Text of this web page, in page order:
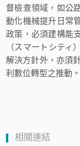
督檢查領域，如公
動化機械提升日常
政策，必須建構能
（スマートシティ
解決方針外，亦須
利數位轉型之推動。
相關連結